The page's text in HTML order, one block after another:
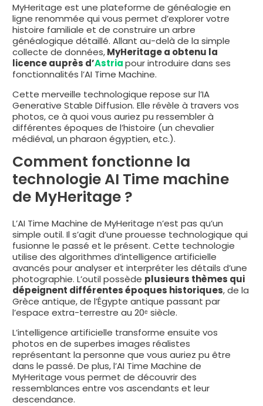
MyHeritage est une plateforme de généalogie en
ligne renommée qui vous permet d’explorer votre
histoire familiale et de construire un arbre
généalogique détaillé. Allant au-delà de la simple
collecte de données,MyHeritage a obtenu la
licence auprès d’Astriapour introduire dans ses
fonctionnalités l’AI Time Machine.
Cette merveille technologique repose sur l’IA
Generative Stable Diffusion. Elle révèle à travers vos
photos, ce à quoi vous auriez pu ressembler à
différentes époques de l’histoire (un chevalier
médiéval, un pharaon égyptien, etc.).
Comment fonctionne la
technologie AI Time machine
de MyHeritage ?
L’AI Time Machine de MyHeritage n’est pas qu’un
simple outil. Il s’agit d’une prouesse technologique qui
fusionne le passé et le présent. Cette technologie
utilise des algorithmes d’intelligence artificielle
avancés pour analyser et interpréter les détails d’une
photographie. L’outil possède plusieurs thèmes qui
dépeignent différentes époques historiques, de la
Grèce antique, de l’Égypte antique passant par
l’espace extra-terrestre au 20ᵉ siècle.
L’intelligence artificielle transforme ensuite vos
photos en de superbes images réalistes
représentant la personne que vous auriez pu être
dans le passé. De plus, l’AI Time Machine de
MyHeritage vous permet de découvrir des
ressemblances entre vos ascendants et leur
descendance.